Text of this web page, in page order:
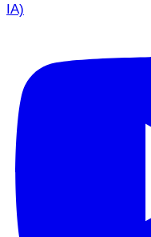
IA)